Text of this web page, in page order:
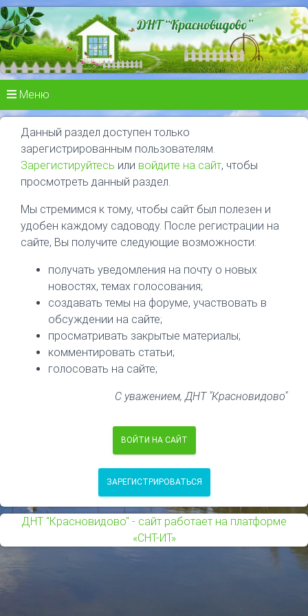
Меню
Данный раздел доступен только
зарегистрированным пользователям.
Зарегистируйтесь или войдите на сайт, чтобы
просмотреть данный раздел.
Мы стремимся к тому, чтобы сайт был полезен и
удобен каждому садоводу. После регистрации на
сайте, Вы получите следующие возможности:
получать уведомления на почту о новых
новостях, темах голосования;
создавать темы на форуме, участвовать в
обсуждении на сайте;
просматривать закрытые материалы;
комментировать статьи;
голосовать на сайте;
С уважением, ДНТ "Красновидово"
ВОЙТИ НА САЙТ
ЗАРЕГИСТРИРОВАТЬСЯ
ДНТ "Красновидово" - сайт работает на платформе
«СНТ-ИТ»